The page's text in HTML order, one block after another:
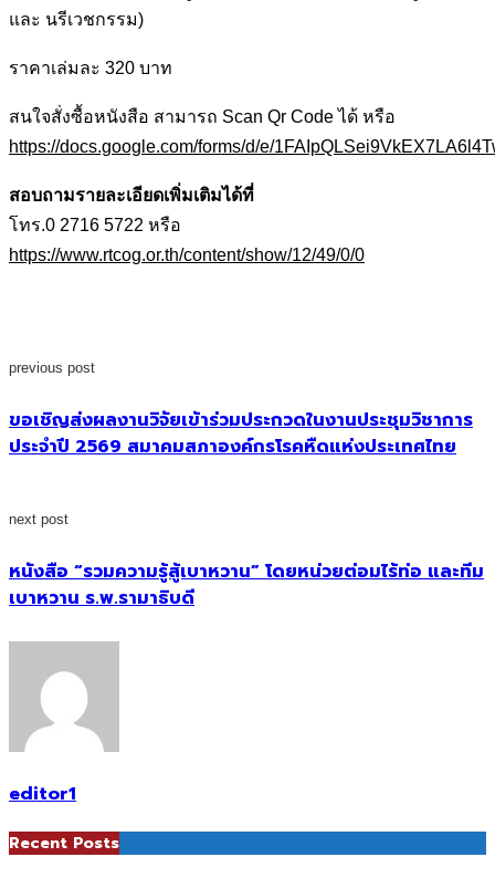
และ นรีเวชกรรม)
ราคาเล่มละ 320 บาท
สนใจสั่งซื้อหนังสือ สามารถ Scan Qr Code ได้ หรือ
https://docs.google.com/forms/d/e/
สอบถามรายละเอียดเพิ่มเติมได้ที่
โทร.0 2716 5722 หรือ
https://www.rtcog.or.th/content/show/12/49/0/0
previous post
ขอเชิญส่งผลงานวิจัยเข้าร่วมประกวดในงานประชุมวิชาการ
ประจำปี 2569 สมาคมสภาองค์กรโรคหืดแห่งประเทศไทย
next post
หนังสือ “รวมความรู้สู้เบาหวาน” โดยหน่วยต่อมไร้ท่อ และทีม
เบาหวาน ร.พ.รามาธิบดี
editor1
Recent Posts